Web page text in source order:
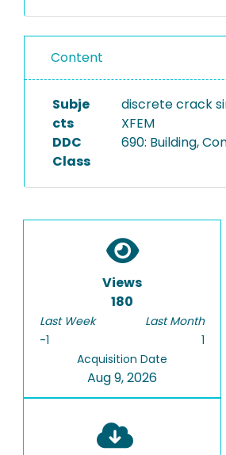
Content
Subje
cts
discrete crack
XFEM
DDC
Class
690: Building,
Views
180
Last Week
-1
Last Month
1
Acquisition Date
Aug 9, 2026